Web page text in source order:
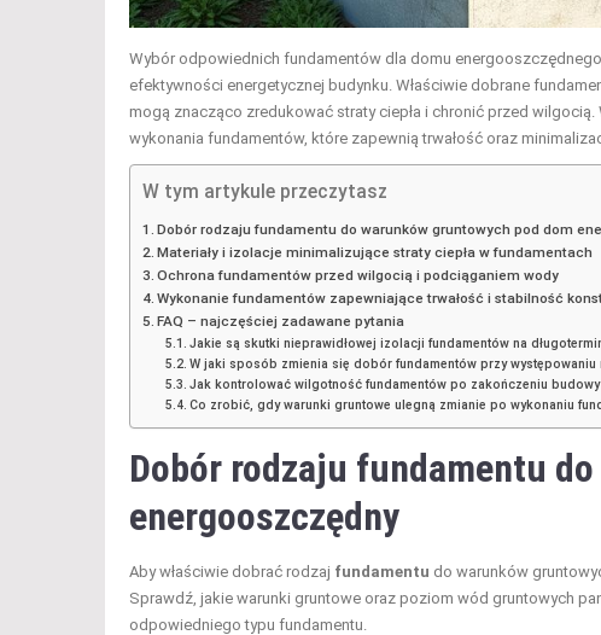
Wybór odpowiednich fundamentów dla domu
efektywności energetycznej budynku. Właściwie dobrane
mogą znacząco zredukować straty ciepła i chronić przed
wykonania fundamentów, które zapewnią trwałość oraz
W tym artykule przeczytasz
Dobór rodzaju fundamentu do warunków gruntowych pod dom
Materiały i izolacje minimalizujące straty ciepła w fundamentach
Ochrona fundamentów przed wilgocią i podciąganiem wody
Wykonanie fundamentów zapewniające trwałość i stabilność
FAQ – najczęściej zadawane pytania
Jakie są skutki nieprawidłowej izolacji fundamentów na
W jaki sposób zmienia się dobór fundamentów przy
Jak kontrolować wilgotność fundamentów po zakończeniu
Co zrobić, gdy warunki gruntowe ulegną zmianie po wykonaniu
Dobór rodzaju fundamentu
energooszczędny
Aby właściwie dobrać rodzaj fundamentu do warunków
Sprawdź, jakie warunki gruntowe oraz poziom wód gruntowych
odpowiedniego typu fundamentu.